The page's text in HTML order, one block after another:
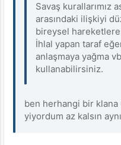
Savaş kurallarımız
arasındaki ilişkiyi
bireysel hareketlere
İhlal yapan taraf
anlaşmaya yağma
kullanabilirsiniz.
ben herhangi bir
yiyordum az kalsın